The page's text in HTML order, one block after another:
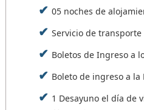
de la Nobleza Inca, el
en Machu Picchu para
máximo de Machu
pueblo de Aguas
luego podemos disfrutar
del cerro colorado (5100
distintas variedades de
sudamericanos, llegado
tendremos tiempo para
maravilla natural.
Después, retornamos con
05 noches de
Servicio de
Boletos de Ingreso a
Boleto de ingreso a la
1 Desayuno el día de